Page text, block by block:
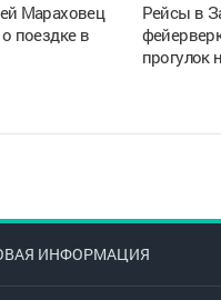
Мараховец
поездке в
Рейсы в
прогулок
ИНФОРМАЦИЯ